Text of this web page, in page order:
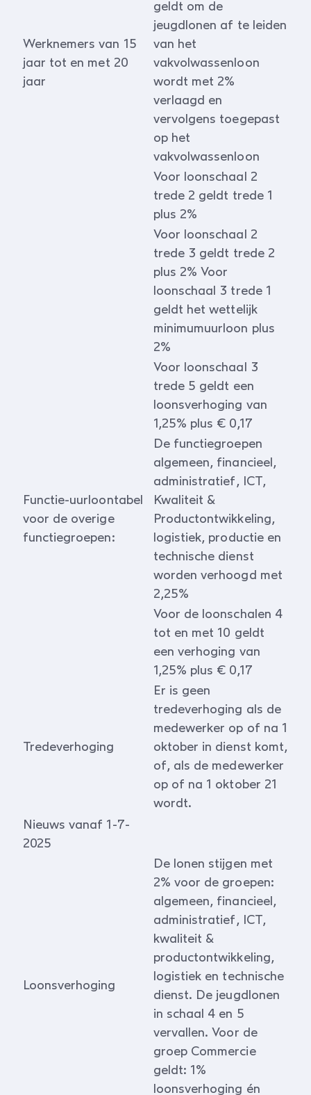
Werknemers van 15
jaar tot en met 20
jaar
geldt om de
jeugdlonen af te leiden
van het
vakvolwassenloon
wordt met 2%
verlaagd en
vervolgens toegepast
op het
vakvolwassenloon
Voor loonschaal 2
trede 2 geldt trede 1
plus 2%
Voor loonschaal 2
trede 3 geldt trede 2
plus 2% Voor
loonschaal 3 trede 1
geldt het wettelijk
minimumuurloon plus
2%
Voor loonschaal 3
trede 5 geldt een
loonsverhoging van
1,25% plus € 0,17
Functie-uurloontabel
voor de overige
functiegroepen:
De functiegroepen
algemeen, financieel,
administratief, ICT,
Kwaliteit &
Productontwikkeling,
logistiek, productie en
technische dienst
worden verhoogd met
2,25%
Voor de loonschalen 4
tot en met 10 geldt
een verhoging van
1,25% plus € 0,17
Tredeverhoging
Er is geen
tredeverhoging als de
medewerker op of na 1
oktober in dienst komt,
of, als de medewerker
op of na 1 oktober 21
wordt.
Nieuws vanaf 1-7-
2025
Loonsverhoging
De lonen stijgen met
2% voor de groepen:
algemeen, financieel,
administratief, ICT,
kwaliteit &
productontwikkeling,
logistiek en technische
dienst. De jeugdlonen
in schaal 4 en 5
vervallen. Voor de
groep Commercie
geldt: 1%
loonsverhoging én